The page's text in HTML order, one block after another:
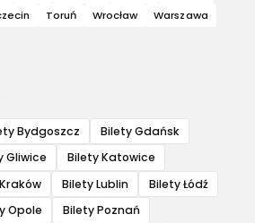
Toruń Wrocław
Warszawa
Bydgoszcz
Bilety Gdańsk
Gliwice
Bilety Katowice
Bilety Lublin
Bilety Łódź
Opole
Bilety Poznań